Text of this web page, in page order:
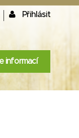
Přihlásit
informací